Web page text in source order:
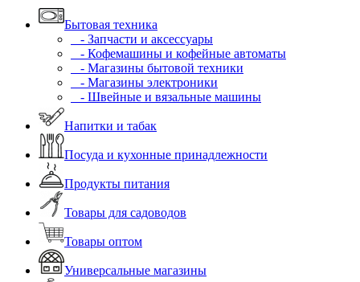
Бытовая техника
- Запчасти и аксессуары
- Кофемашины и кофейные автоматы
- Магазины бытовой техники
- Магазины электроники
- Швейные и вязальные машины
Напитки и табак
Посуда и кухонные принадлежности
Продукты питания
Товары для садоводов
Товары оптом
Универсальные магазины